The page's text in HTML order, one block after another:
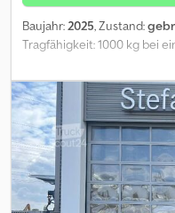
Baujahr:2025, Zustand:
Tragfähigkeit: 1000 kg bei
Bauhöhe: 2450 mm,
Schüttgut mit einem
passend für eine Magni-
Lastschwerpunkt: 153.